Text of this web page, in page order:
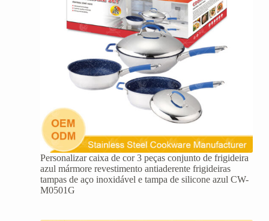
Personalizar caixa de cor 3 peças conjunto de frigideira
azul mármore revestimento antiaderente frigideiras
tampas de aço inoxidável e tampa de silicone azul CW-
M0501G